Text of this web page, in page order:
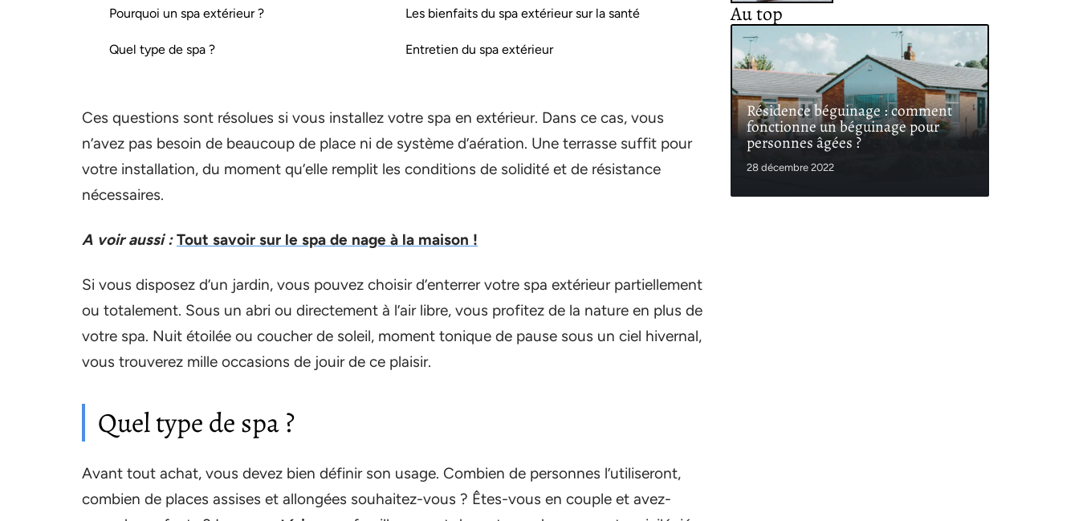
Pourquoi un spa extérieur ?
Quel type de spa ?
Les bienfaits du spa extérieur sur la santé
Entretien du spa extérieur
Ces questions sont résolues si vous installez votre spa en extérieur. Dans ce cas, vous
n’avez pas besoin de beaucoup de place ni de système d’aération. Une terrasse suffit pour
votre installation, du moment qu’elle remplit les conditions de solidité et de résistance
nécessaires.
A voir aussi : Tout savoir sur le spa de nage à la maison !
Si vous disposez d’un jardin, vous pouvez choisir d’enterrer votre spa extérieur partiellement
ou totalement. Sous un abri ou directement à l’air libre, vous profitez de la nature en plus de
votre spa. Nuit étoilée ou coucher de soleil, moment tonique de pause sous un ciel hivernal,
vous trouverez mille occasions de jouir de ce plaisir.
Quel type de spa ?
Avant tout achat, vous devez bien définir son usage. Combien de personnes l’utiliseront,
combien de places assises et allongées souhaitez-vous ? Êtes-vous en couple et avez-
Au top
Résidence béguinage : comment
fonctionne un béguinage pour
personnes âgées ?
28 décembre 2022